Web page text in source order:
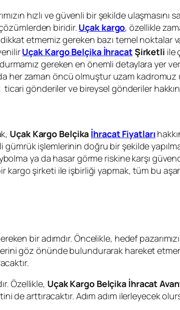
hızlı ve güvenli bir şekilde ulaşmasını
biridir. Uçak kargo, özellikle
etmemiz gereken bazı temel noktalar
Uçak Kargo Belçika İhracat Şirketli ile
gereken en önemli detaylara yer
her zaman öncü olmuştur uzam
gönderiler ve bireysel gönderiler
Uçak Kargo Belçika İhracat Fiyatları
gümrük işlemlerinin doğru bir şekilde
ya da hasar görme riskine karşı
şirketi ile işbirliği yapmak, tüm bu
bir adımdır. Öncelikle, hedef
göz önünde bulundurarak hareket
Özellikle, Uçak Kargo Belçika İhracat
de arttıracaktır. Adım adım ilerleyecek